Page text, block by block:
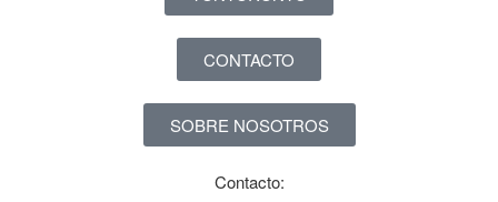
CONTACTO
SOBRE NOSOTROS
Contacto: